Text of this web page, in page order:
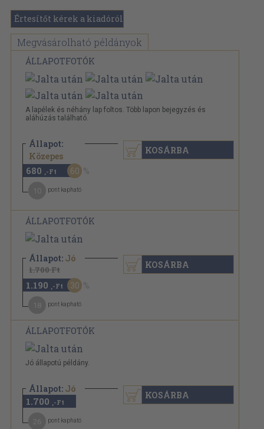
Értesítőt kérek a kiadóról
Megvásárolható példányok
ÁLLAPOTFOTÓK
A lapélek és néhány lap foltos. Több lapon bejegyzés és
aláhúzás található.
Állapot:
Közepes
1.700 Ft
680 ,-Ft 60
pont kapható
KOSÁRBA
ÁLLAPOTFOTÓK
Állapot: Jó
1.700 Ft
1.190 ,-Ft 30
pont kapható
KOSÁRBA
ÁLLAPOTFOTÓK
Jó állapotú példány.
Állapot: Jó
1.700 ,-Ft
pont kapható
KOSÁRBA